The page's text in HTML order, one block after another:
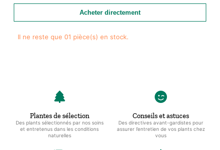
Il ne reste que 01 pièce(s) en stock.
Macrorrhiza
verre
Acheter directement
Plantes de sélection
Des plants sélectionnés par nos soins
et entretenus dans les conditions
naturelles
Conseils et astuces
Des directives avant-gardistes pour
assurer l’entretien de vos plants chez
vous